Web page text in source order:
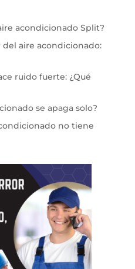
acondicionado Split?
aire acondicionado:
ruido fuerte: ¿Qué
se apaga solo?
no tiene